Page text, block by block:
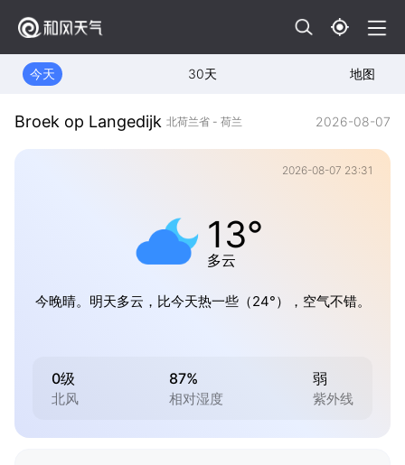
今天 30天 地图
Broek op Langedijk 北荷兰省 - 荷兰 2026-08-07
2026-08-07 23:31
13°
多云
今晚晴。明天多云，比今天热一些（24°），空气不错。
0级
北风
87%
相对湿度
弱
紫外线